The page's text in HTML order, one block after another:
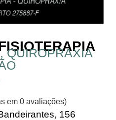
QUIROPRAXIA
em 0 avaliações)
156